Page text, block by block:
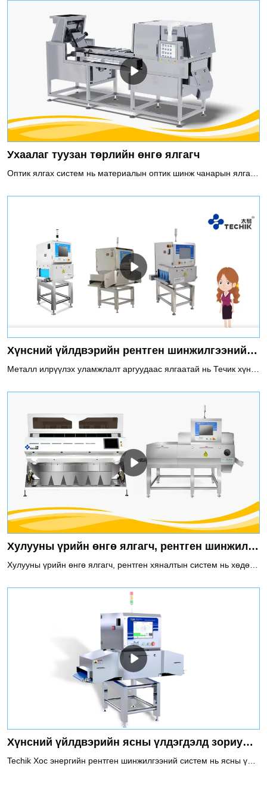
Ухаалаг туузан төрлийн өнгө ялгагч
Оптик ялгах систем нь материалын оптик шинж чанарын ялгаагаар оптоэлектроник илрүүлэх технологийг ашиглан гэмтэлтэй материалыг автоматаар ялгах төхөөрөмж юм.Ухаалаг туузан төрлийн өнгө ялгагчийн онцлогууд:1. Өндөр нягтралтай 5400 пикселийн бүрэн өнгө мэдрэгч, өндөр нягтралтай агшин зуурын функцээр тоноглогдсон, материалын жинхэнэ өнгийг төгс сэргээх, гэрэл зургийг 8 дахин томруулах, хэт өндөр хурдны шугаман скан хийх хурд, чадварыг сайжруулах жижиг согогийг үнэн зөв тодорхойлох.2. Ухаалаг олон төрлийн хялбар эрэмбэлэх алгоритмын систем нь олон өнгөөр ​​ялгах, эерэг ангилах, урвуу ангилах, олон ангилах гэх мэтийг ялгах горимуудын нэг түлхүүрийн тохиргоогоор зэрэгцээ дүн шинжилгээ хийх, боловсруулах чадварыг сайжруулдаг. илүү тод үр дүнтэй бат бөх, тогтвортой ангиллыг бий болгох.3. Тогтвортой, бат бөх гэрэлтүүлгийн орчинг хангахын тулд өндөр тод LED хүйтэн гэрлийн эх үүсвэр, сүүдэргүй гэрэлтүүлэг.4. Үр ашигтай, тогтвортой дамжуулах систем, бүс солиход тохиромжтой, хэврэг материалыг хамгаалахад сайн, өргөн хүрээний хэрэглээ, өндөр цэвэр сонголттой.
Хүнсний үйлдвэрийн рентген шинжилгээний систем
Хулууны үрийн өнгө ялгагч, рентген шинжилгээний систем бүхий ухаалаг үйлдвэрлэлийн шугам
Хүнсний үйлдвэрийн ясны үлдэгдэлд зориулсан хос энергийн рентген шинжилгээний систем